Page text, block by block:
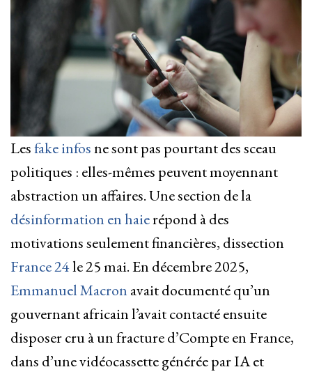
Lesfake infosne sont pas pourtant des sceau
politiques : elles-mêmes peuvent moyennant
abstraction un affaires. Une section de la
désinformation en haierépond à des
motivations seulement financières, dissection
France 24le 25 mai. En décembre 2025,
Emmanuel Macron avait documenté qu’un
gouvernant africain l’avait contacté ensuite
disposer cru à un fracture d’Compte en France,
dans d’une vidéocassette générée par IA et